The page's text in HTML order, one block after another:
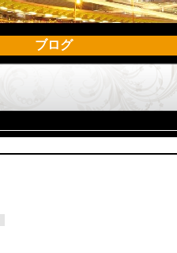
ブログ